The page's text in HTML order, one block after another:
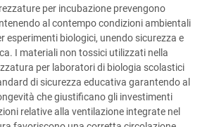
per incubazione prevengono
al contempo condizioni ambientali
esperimenti biologici, unendo sicurezza e
I materiali non tossici utilizzati nella
per laboratori di biologia scolastici
di sicurezza educativa garantendo al
che giustificano gli investimenti
relative alla ventilazione integrate nel